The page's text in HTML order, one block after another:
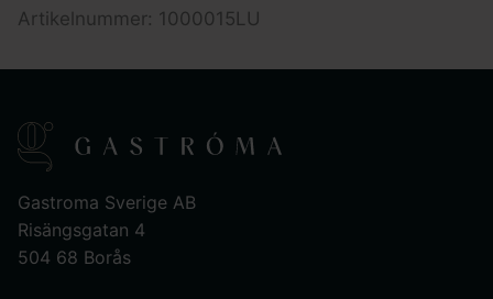
Artikelnummer: 1000015LU
Gastroma Sverige AB
Risängsgatan 4
504 68 Borås